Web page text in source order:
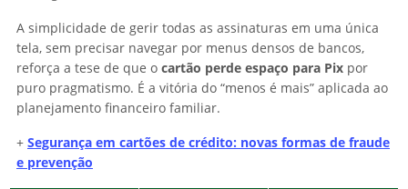
A simplicidade de gerir todas as assinaturas em uma única
tela, sem precisar navegar por menus densos de bancos,
reforça a tese de que o cartão perde espaço para Pix por
puro pragmatismo. É a vitória do “menos é mais” aplicada ao
planejamento financeiro familiar.
+ Segurança em cartões de crédito: novas formas de fraude
e prevenção